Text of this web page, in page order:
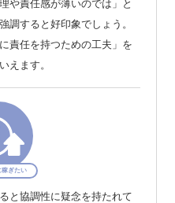
実装を進めていく開発スタ
プルリクマラソン1000」と
ルリクエストを1000件出す
プルリク数は200〜300件程
人でこなすという非常にチ
す。
や責任感が薄いのでは」と
調すると好印象でしょう。
責任を持つための工夫」を
えます。
稼ぎたい
と協調性に疑念を持たれて